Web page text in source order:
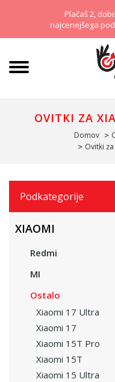
Plačaš 2,
najcenejšega
OVITKI ZA
Domov
Ovitki
Podkategorije
XIAOMI
Redmi
MI
Ostalo
Xiaomi 17 Ultra
Xiaomi 17
Xiaomi 15T Pro
Xiaomi 15T
Xiaomi 15 Ultra